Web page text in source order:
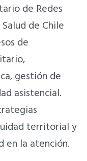
de Redes
de Chile
de
gestión de
asistencial.
territorial y
en la atención.